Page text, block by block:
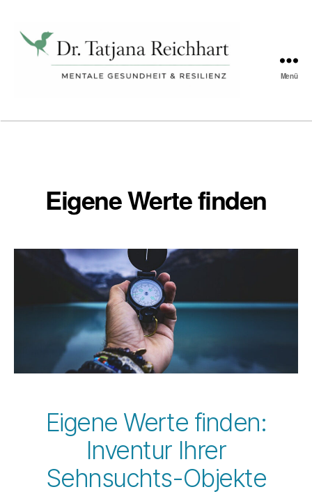
Reichhart
Menü
Schlagwort:authentisch
Eigene Werte finden
Eigene Werte finden:
Inventur Ihrer
Sehnsuchts-Objekte